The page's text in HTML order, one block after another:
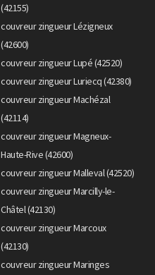
(42155)
couvreur zingueur Lézigneux
(42600)
couvreur zingueur Lupé (42520)
couvreur zingueur Luriecq (42380)
couvreur zingueur Machézal
(42114)
couvreur zingueur Magneux-
Haute-Rive (42600)
couvreur zingueur Malleval (42520)
couvreur zingueur Marcilly-le-
Châtel (42130)
couvreur zingueur Marcoux
(42130)
couvreur zingueur Maringes